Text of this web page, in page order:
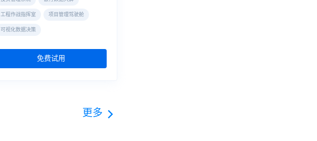
工程作战指挥室 项目管理驾驶舱
可视化数据决策
免费试用
更多